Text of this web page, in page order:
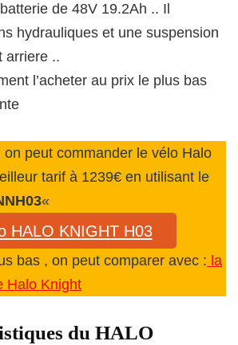
de 48V 19.2Ah .. Il
hydrauliques et une suspension
arriere ..
l’acheter au prix le plus bas
on peut commander le vélo Halo
tarif à 1239€ en utilisant le
«
HALO KNIGHT H03
bas , on peut comparer avec : la
Halo Knight
du HALO